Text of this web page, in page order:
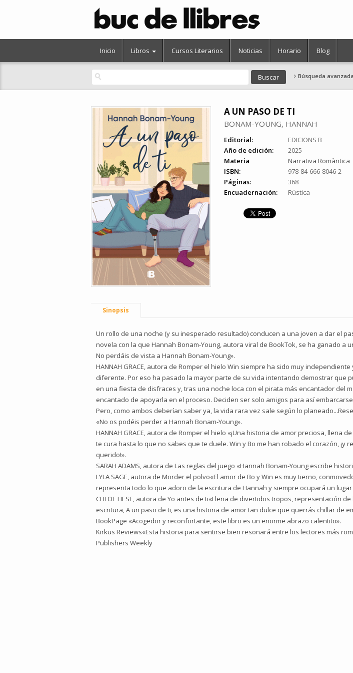
Inicio Libros Cursos Literarios Noticias Horario Blog
Búsqueda avanzada
A UN PASO DE TI
BONAM-YOUNG, HANNAH
Editorial:
EDICIONS B
Año de edición:
2025
Materia
Narrativa Romàntica
ISBN:
978-84-666-8046-2
Páginas:
368
Encuadernación:
Rústica
Sinopsis
Un rollo de una noche (y su inesperado resultado) conducen a una joven a dar el
novela con la que Hannah Bonam-Young, autora viral de BookTok, se ha ganado
No perdáis de vista a Hannah Bonam-Young».
HANNAH GRACE, autora de Romper el hielo Win siempre ha sido muy
diferente. Por eso ha pasado la mayor parte de su vida intentando demostrar que
en una fiesta de disfraces y, tras una noche loca con el pirata más encantador del
encantado de apoyarla en el proceso. Deciden ser solo amigos para así
Pero, como ambos deberían saber ya, la vida rara vez sale según lo
«No os podéis perder a Hannah Bonam-Young».
HANNAH GRACE, autora de Romper el hielo «¡Una historia de amor preciosa,
te cura hasta lo que no sabes que te duele. Win y Bo me han robado el corazón,
querido!».
SARAH ADAMS, autora de Las reglas del juego «Hannah Bonam-Young escribe
LYLA SAGE, autora de Morder el polvo«El amor de Bo y Win es muy tierno,
representa todo lo que adoro de la escritura de Hannah y siempre ocupará un
CHLOE LIESE, autora de Yo antes de ti«Llena de divertidos tropos, representación
escritura, A un paso de ti, es una historia de amor tan dulce que querrás chillar de
BookPage «Acogedor y reconfortante, este libro es un enorme abrazo calentito».
Kirkus Reviews«Esta historia para sentirse bien resonará entre los lectores más
Publishers Weekly